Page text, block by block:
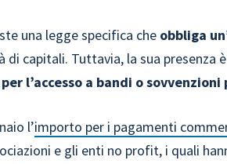
una legge specifica che obbliga
di capitali. Tuttavia, la sua presenza
l’accesso a bandi o sovvenzioni
l’importo per i pagamenti
e gli enti no profit, i quali